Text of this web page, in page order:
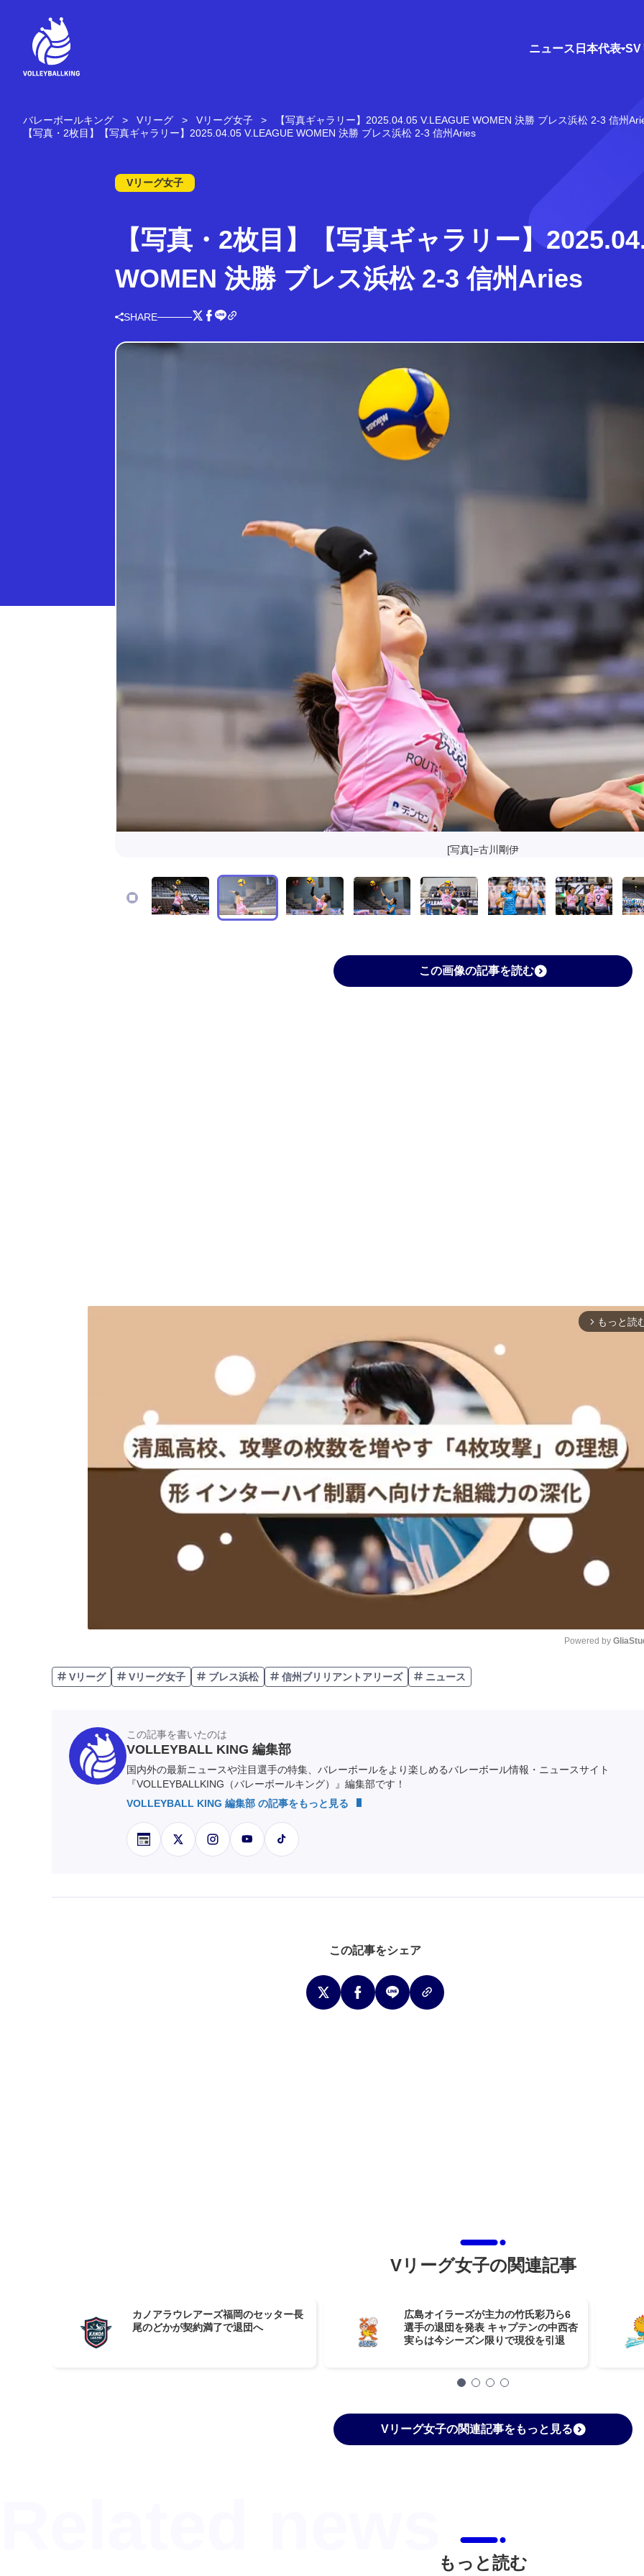
ニュース 日本代表 SV
バレーボールキング Vリーグ Vリーグ女子
【写真ギャラリー】2025.04.05 V.LEAGUE WOMEN 決勝 ブレス浜松 2-3 信州
【写真・2枚目】【写真ギャラリー】2025.04.05 V.LEAGUE WOMEN 決勝 ブレス浜松 2-3 信州Aries
Vリーグ女子
【写真・2枚目】【写真ギャラリー】
WOMEN 決勝 ブレス浜松 2-3 信州Aries
SHARE
[写真]=古川剛伊
この画像の記事を読む
arrow_forward_ios もっと読
Powered by
Vリーグ Vリーグ女子 ブレス浜松 信州ブリリアントアリーズ ニュース
この記事を書いたのは
VOLLEYBALL KING 編集部
国内外の最新ニュースや注目選手の特集、バレーボールをより楽しめるバレーボール情報・ニュースサイト
『VOLLEYBALLKING（バレーボールキング）』編集部です！
VOLLEYBALL KING 編集部 の記事をもっと見る
この記事をシェア
Vリーグ女子の関連記事
カノアラウレアーズ福岡のセッター長
尾のどかが契約満了で退団へ
広島オイラーズが主力の竹氏彩乃ら6
選手の退団を発表 キャプテンの中西杏
実らは今シーズン限りで現役を引退
Vリーグ女子の関連記事をもっと見る
もっと読む